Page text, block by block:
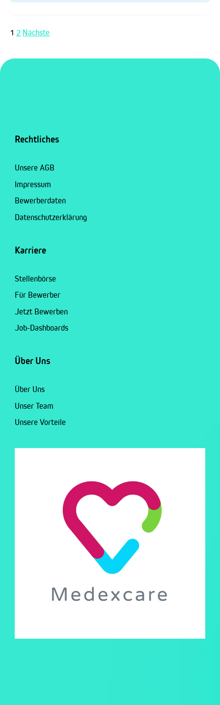
1 2 Nächste
Rechtliches
Unsere AGB
Impressum
Bewerberdaten
Datenschutzerklärung
Karriere
Stellenbörse
Für Bewerber
Jetzt Bewerben
Job-Dashboards
Über Uns
Über Uns
Unser Team
Unsere Vorteile